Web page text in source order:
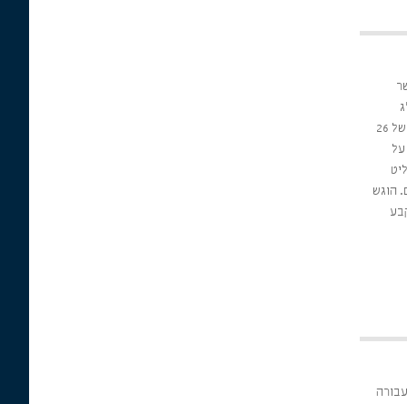
של 9 ק"ג
ובהחזקת סם לצריכה עצמית במשקל של 26
בלבד למשך 4 שנים. הוגש